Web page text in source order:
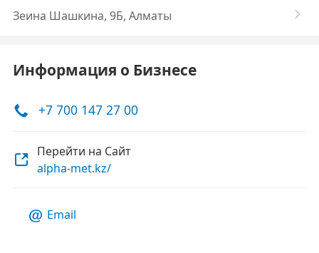
Зеина Шашкина, 9Б, Алматы
Информация о Бизнесе
+7 700 147 27 00
Перейти на Сайт
alpha-met.kz/
Email